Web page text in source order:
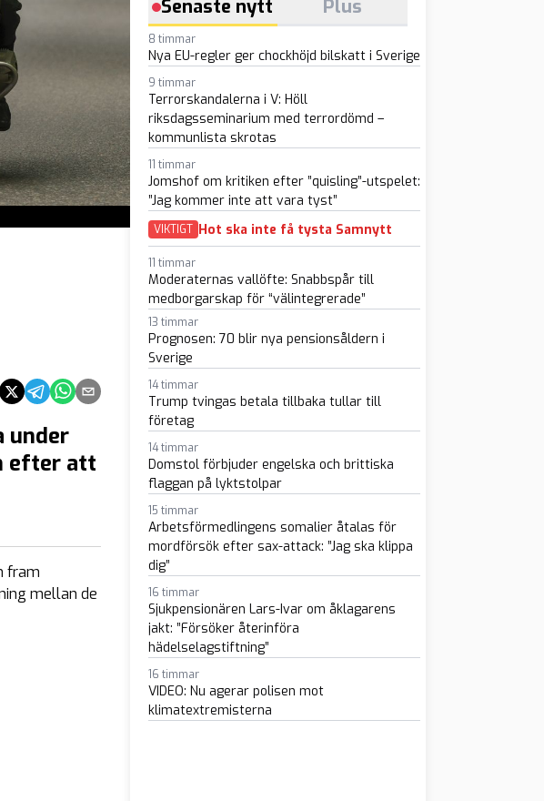
på Facebook
på Twitter
Dela på Telegram
Dela på Whatsapp
Dela via e-post
under
efter att
fram
mellan de
Senaste nytt Plus
8 timmar
Nya EU-regler ger chockhöjd bilskatt i Sverige
9 timmar
Terrorskandalerna i V: Höll
riksdagsseminarium med terrordömd –
kommunlista skrotas
11 timmar
Jomshof om kritiken efter ”quisling”-utspelet:
”Jag kommer inte att vara tyst”
VIKTIGT Hot ska inte få tysta Samnytt
11 timmar
Moderaternas vallöfte: Snabbspår till
medborgarskap för “välintegrerade”
13 timmar
Prognosen: 70 blir nya pensionsåldern i
Sverige
14 timmar
Trump tvingas betala tillbaka tullar till
företag
14 timmar
Domstol förbjuder engelska och brittiska
flaggan på lyktstolpar
15 timmar
Arbetsförmedlingens somalier åtalas för
mordförsök efter sax-attack: ”Jag ska klippa
dig”
16 timmar
Sjukpensionären Lars-Ivar om åklagarens
jakt: ”Försöker återinföra
hädelselagstiftning”
16 timmar
VIDEO: Nu agerar polisen mot
klimatextremisterna